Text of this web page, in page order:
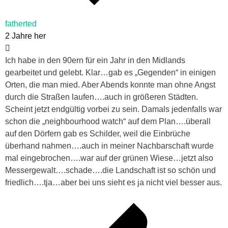
fatherted
2 Jahre her
Ich habe in den 90ern für ein Jahr in den Midlands
gearbeitet und gelebt. Klar…gab es „Gegenden“ in einigen
Orten, die man mied. Aber Abends konnte man ohne Angst
durch die Straßen laufen….auch in größeren Städten.
Scheint jetzt endgültig vorbei zu sein. Damals jedenfalls war
schon die „neighbourhood watch“ auf dem Plan….überall
auf den Dörfern gab es Schilder, weil die Einbrüche
überhand nahmen….auch in meiner Nachbarschaft wurde
mal eingebrochen….war auf der grünen Wiese…jetzt also
Messergewalt….schade….die Landschaft ist so schön und
friedlich….tja…aber bei uns sieht es ja nicht viel besser aus.